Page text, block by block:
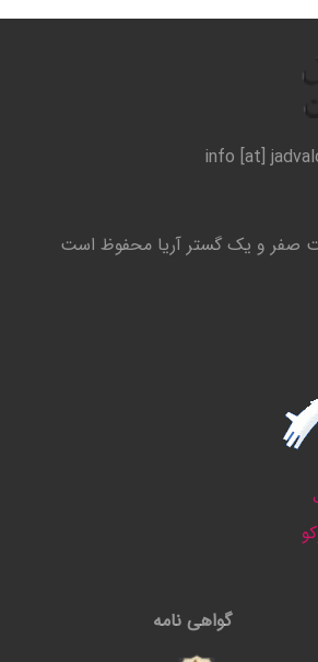
info [at]
صفر و یک گستر آریا محفوظ است
گواهی نامه